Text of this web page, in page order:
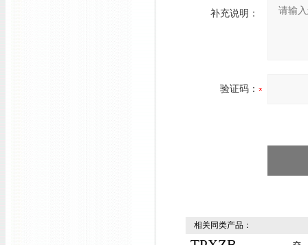
补充说明：
验证码：
相关同类产品：